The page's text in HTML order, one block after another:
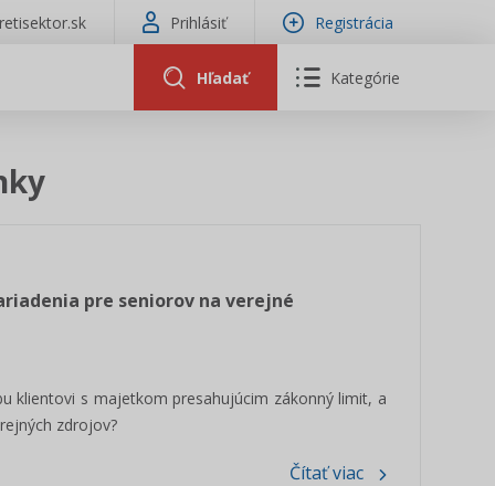
Prihlásiť Registrácia
Hľadať Kategórie
pre seniorov na verejné
klientovi s majetkom presahujúcim zákonný limit, a
zdrojov?
Čítať viac